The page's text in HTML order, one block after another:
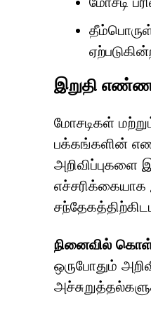
இறுதி
மோசடிகள்
பக்கங்களின்
எச்சரிக்கையாக
நினைவில்
ஒருபோதும்